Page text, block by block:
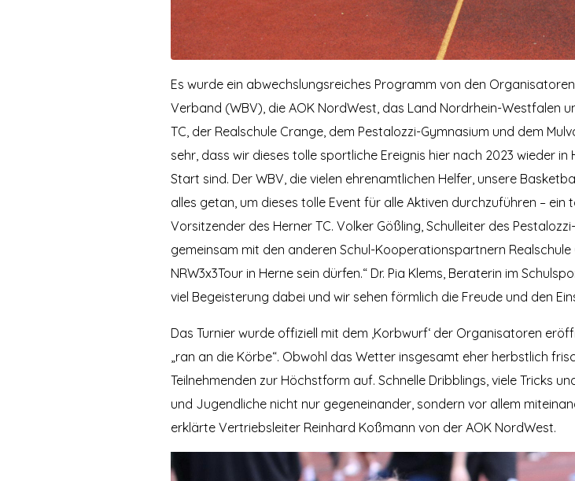
Es wurde ein abwechslungsreiches Programm von den
Verband (WBV), die AOK NordWest, das Land Nordrhein-Westfalen
TC, der Realschule Crange, dem Pestalozzi-Gymnasium und dem
sehr, dass wir dieses tolle sportliche Ereignis hier nach 2023 wieder
Start sind. Der WBV, die vielen ehrenamtlichen Helfer, unsere
alles getan, um dieses tolle Event für alle Aktiven durchzuführen –
Vorsitzender des Herner TC. Volker Gößling, Schulleiter des
gemeinsam mit den anderen Schul-Kooperationspartnern
NRW3x3Tour in Herne sein dürfen.“ Dr. Pia Klems, Beraterin im
viel Begeisterung dabei und wir sehen förmlich die Freude und den
Das Turnier wurde offiziell mit dem ‚Korbwurf‘ der Organisatoren
„ran an die Körbe“. Obwohl das Wetter insgesamt eher herbstlich
Teilnehmenden zur Höchstform auf. Schnelle Dribblings, viele Tricks
und Jugendliche nicht nur gegeneinander, sondern vor allem
erklärte Vertriebsleiter Reinhard Koßmann von der AOK NordWest.